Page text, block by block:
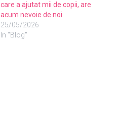
care a ajutat mii de copii, are
acum nevoie de noi
25/05/2026
In "Blog"